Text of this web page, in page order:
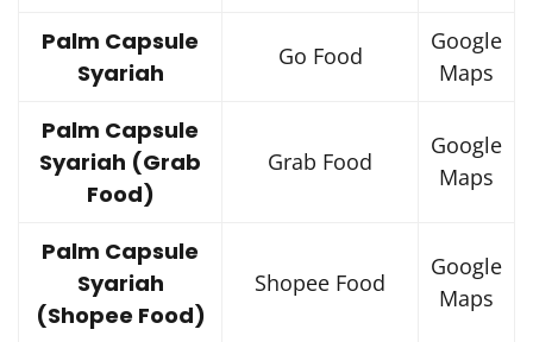
Palm Capsule
Syariah
Go Food
Google
Maps
Palm Capsule
Syariah (Grab
Food)
Grab Food
Google
Maps
Palm Capsule
Syariah
(Shopee Food)
Shopee Food
Google
Maps